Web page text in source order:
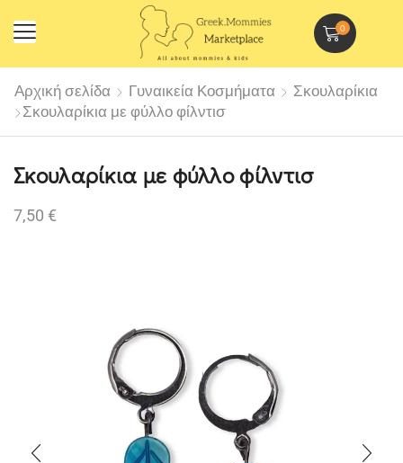
0
Αρχική σελίδα Γυναικεία Κοσμήματα
Σκουλαρίκια
Σκουλαρίκια με φύλλο φίλντισ
Σκουλαρίκια με φύλλο φίλντισ
7,50 €